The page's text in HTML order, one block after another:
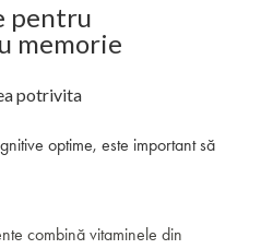
pentru
memorie
optime, este important să
combină vitaminele din